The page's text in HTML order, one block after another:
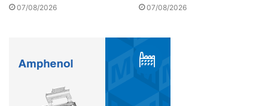
07/08/2026 07/08/2026